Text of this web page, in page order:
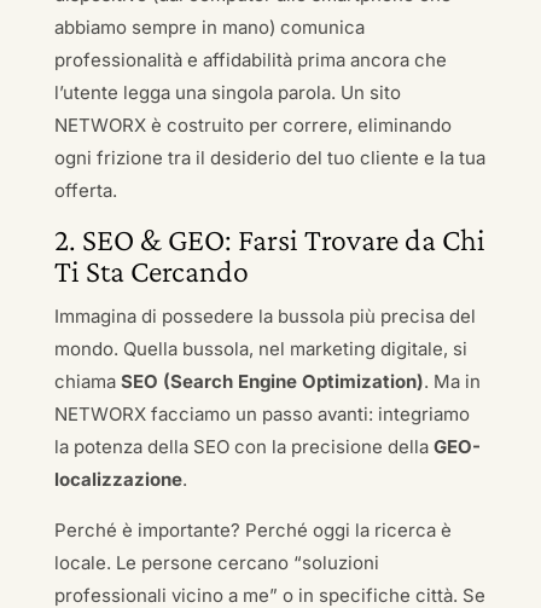
abbiamo sempre in mano) comunica
professionalità e affidabilità prima ancora che
l’utente legga una singola parola. Un sito
NETWORX è costruito per correre, eliminando
ogni frizione tra il desiderio del tuo cliente e la tua
offerta.
2. SEO & GEO: Farsi Trovare da Chi
Ti Sta Cercando
Immagina di possedere la bussola più precisa del
mondo. Quella bussola, nel marketing digitale, si
chiama SEO (Search Engine Optimization). Ma in
NETWORX facciamo un passo avanti: integriamo
la potenza della SEO con la precisione della GEO-
localizzazione.
Perché è importante? Perché oggi la ricerca è
locale. Le persone cercano “soluzioni
professionali vicino a me” o in specifiche città. Se